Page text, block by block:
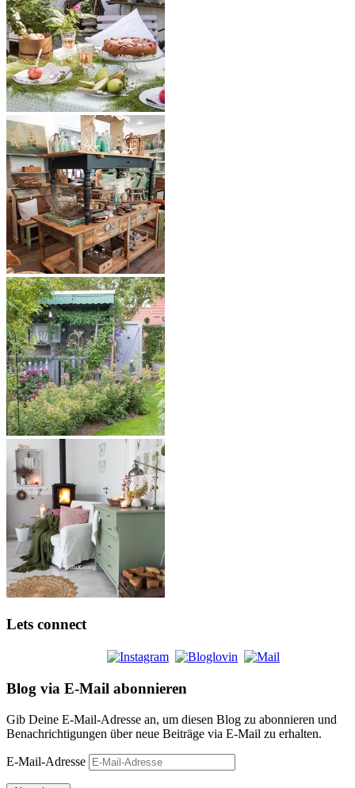
Lets connect
Blog via E-Mail abonnieren
Gib Deine E-Mail-Adresse an, um diesen Blog zu abonnieren und
Benachrichtigungen über neue Beiträge via E-Mail zu erhalten.
E-Mail-Adresse